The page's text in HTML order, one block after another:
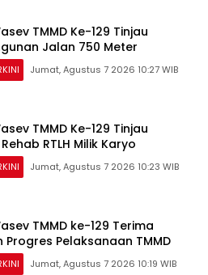
TMMD Ke-129 Tinjau
Jalan 750 Meter
Jumat, Agustus 7 2026 10:27 WIB
TMMD Ke-129 Tinjau
RTLH Milik Karyo
Jumat, Agustus 7 2026 10:23 WIB
TMMD ke-129 Terima
Progres Pelaksanaan TMMD
Jumat, Agustus 7 2026 10:19 WIB